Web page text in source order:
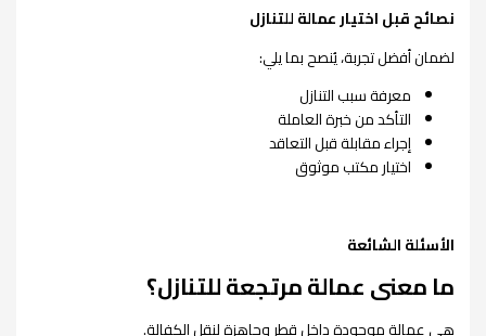
نصائح قبل اختيار عمالة للتنازل
لضمان أفضل تجربة، يُنصح بما يلي:
معرفة سبب التنازل
التأكد من خبرة العاملة
إجراء مقابلة قبل التعاقد
اختيار مكتب موثوق
الأسئلة الشائعة
ما معنى عمالة مرتجعة للتنازل؟
هي عمالة موجودة داخل قطر وجاهزة لنقل الكفالة.